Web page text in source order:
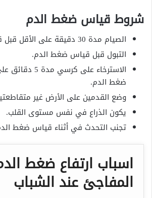
شروط قياس ضغط الدم
الصيام مدة 30 دقيقة على الأقل قبل قياس ضغط الدم.
التبول قبل قياس ضغط الدم.
الاسترخاء على
ضغط الدم.
وضع القدمين على الأرض غير
يكون الذراع في نفس مستوى القلب.
تجنب التحدث في أثناء قياس ضغط
اسباب ارتفاع ضغط
المفاجئ عند الشباب